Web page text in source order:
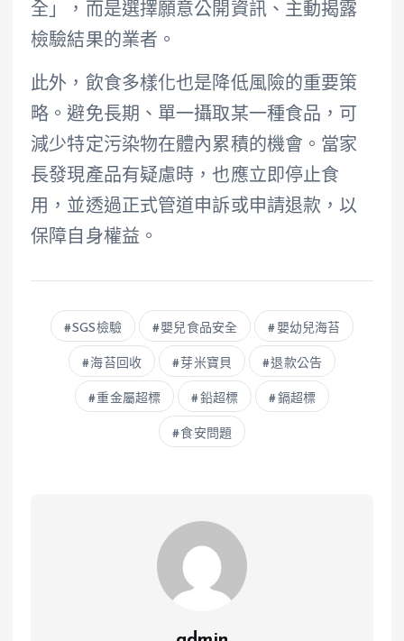
全」，而是選擇願意公開資訊、主動揭露
檢驗結果的業者。
此外，飲食多樣化也是降低風險的重要策
略。避免長期、單一攝取某一種食品，可
減少特定污染物在體內累積的機會。當家
長發現產品有疑慮時，也應立即停止食
用，並透過正式管道申訴或申請退款，以
保障自身權益。
SGS檢驗 嬰兒食品安全 嬰幼兒海苔
海苔回收 芽米寶貝 退款公告
重金屬超標 鉛超標 鎘超標
食安問題